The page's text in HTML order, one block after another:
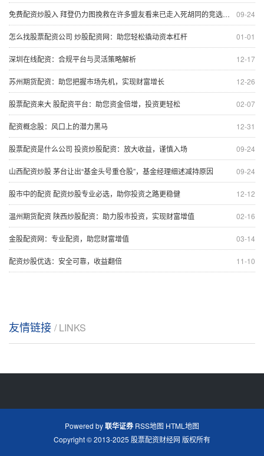
09-24
免费配资炒股入 拜登仍力图挽救在许多盟友看来已走入死胡同的竞选之路
01-01
怎么找股票配资公司 炒股配资网：助您轻松撬动资本杠杆
12-17
深圳在线配资：合规平台与灵活策略解析
12-26
苏州期货配资：助您把握市场先机，实现财富增长
02-07
股票配资来大 股配资平台：助您资金倍增，投资更轻松
12-31
配资概念股：风口上的潜力黑马
09-24
股票配资是什么公司 投资炒股配资：放大收益，谨慎入场
09-24
山西配资炒股 茅台让出“基金头号重仓股”，基金经理细述减持原因
12-12
股市中的配资 配资炒股专业必选，助你投资之路更稳健
02-16
温州期货配资 陕西炒股配资：助力股市投资，实现财富增值
03-14
金股配资网：专业配资，助您财富增值
11-10
配资炒股优选：安全可靠，收益翻倍
友情链接 / LINKS
Powered by联华证券 RSS地图 HTML地图
Copyright© 2013-2025 股票配资财经网 版权所有